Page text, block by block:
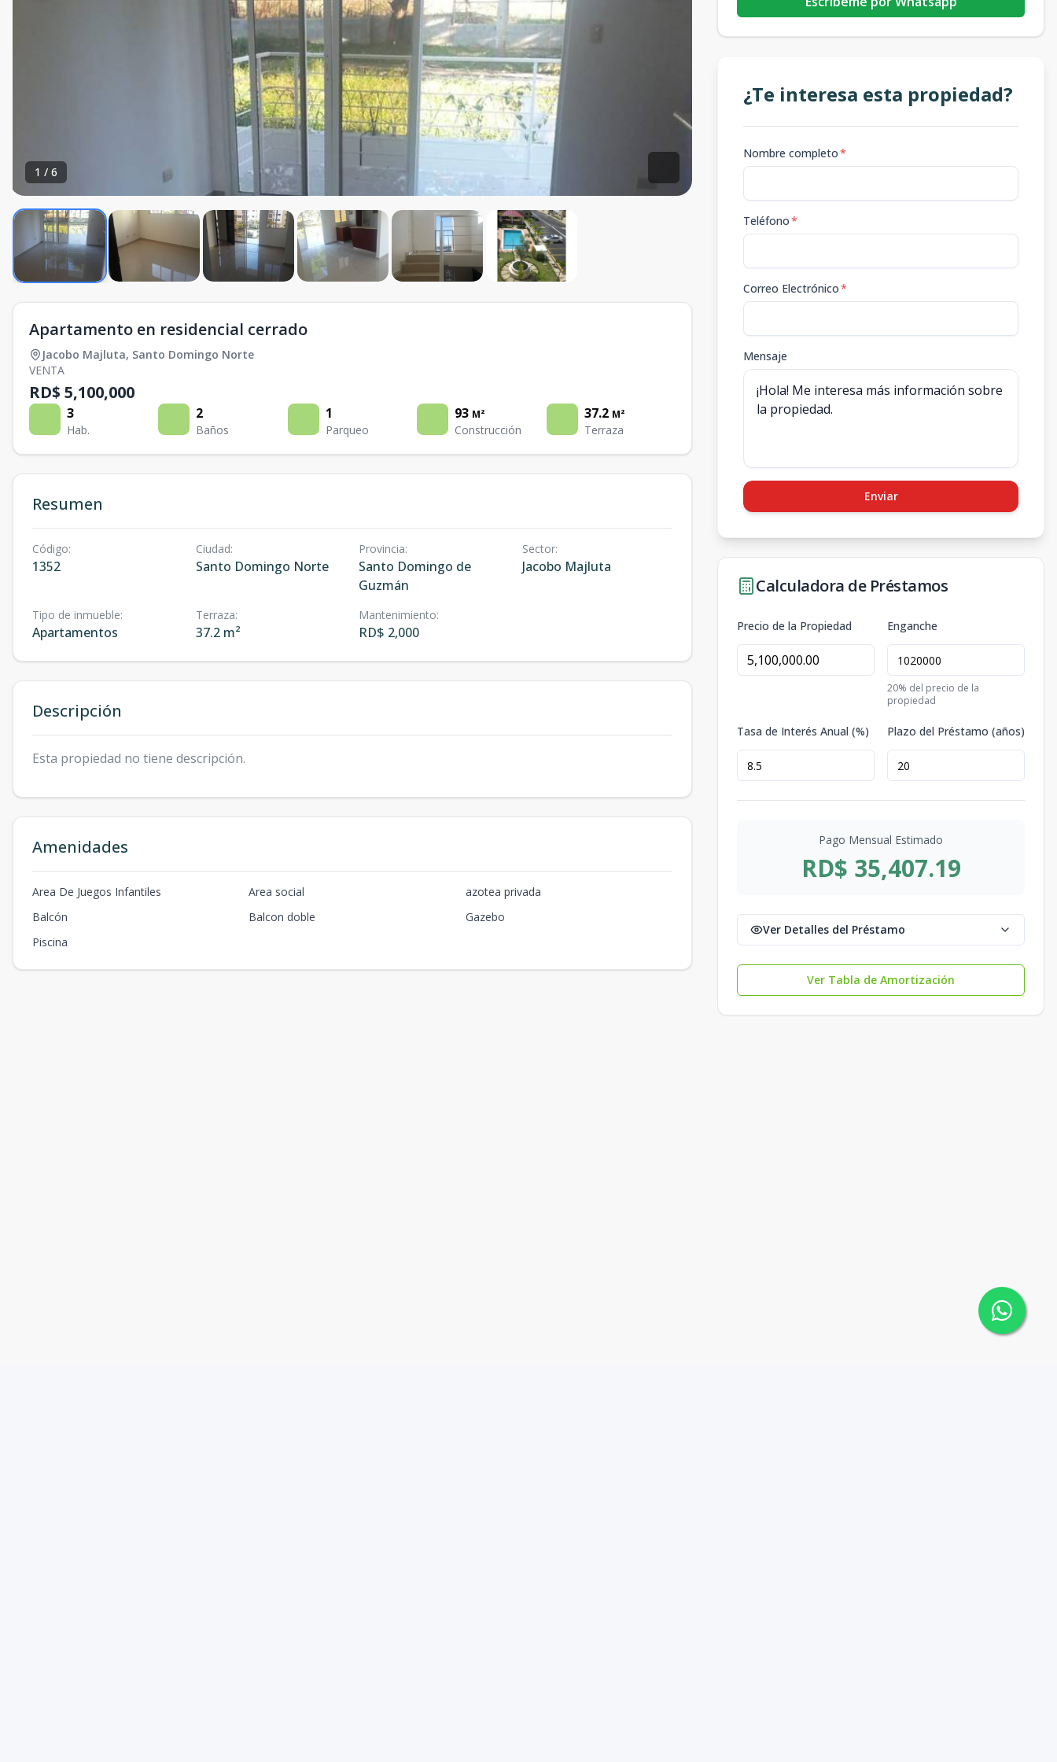
1 / 6
Apartamento en residencial cerrado
Jacobo Majluta, Santo Domingo Norte
VENTA
RD$ 5,100,000
3
Hab.
2
Baños
1
Parqueo
93 M²
Construcción
37.2 M²
Terraza
Resumen
Código:
1352
Ciudad:
Santo Domingo Norte
Provincia:
Santo Domingo de
Guzmán
Sector:
Jacobo Majluta
Tipo de inmueble:
Apartamentos
Terraza:
37.2 m²
Mantenimiento:
RD$ 2,000
Descripción
Esta propiedad no tiene descripción.
Amenidades
Area De Juegos Infantiles Area social
azotea privada
Balcón
Balcon doble
Gazebo
Piscina
¿Te interesa esta propiedad?
Nombre completo*
Teléfono*
Correo Electrónico*
Mensaje
Enviar
Calculadora de Préstamos
Precio de la Propiedad Enganche
20% del precio de la
propiedad
Tasa de Interés Anual (%) Plazo del Préstamo (años)
Pago Mensual Estimado
RD$ 35,407.19
Ver Detalles del Préstamo
Ver Tabla de Amortización